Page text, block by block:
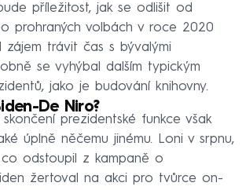
příležitost, jak se odlišit od
prohraných volbách v roce 2020
zájem trávit čas s bývalými
se vyhýbal dalším typickým
jako je budování knihovny.
De Niro?
prezidentské funkce však
úplně něčemu jinému. Loni v srpnu,
odstoupil z kampaně o
žertoval na akci pro tvůrce on-